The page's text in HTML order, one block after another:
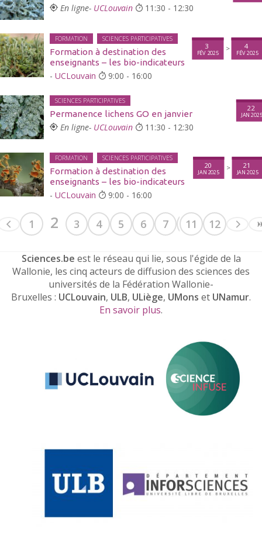
En ligne- UCLouvain 11:30 - 12:30
FORMATION SCIENCES PARTICIPATIVES
Formation à destination des
enseignants – les bio-indicateurs
3
FÉV 2025
> 4
FÉV 2025
- UCLouvain 9:00 - 16:00
SCIENCES PARTICIPATIVES
Permanence lichens GO en janvier
22
JAN 2025
En ligne- UCLouvain 11:30 - 12:30
FORMATION SCIENCES PARTICIPATIVES
Formation à destination des
enseignants – les bio-indicateurs
20
JAN 2025
> 21
JAN 2025
- UCLouvain 9:00 - 16:00
1 2 3 4 5 6 7 8 9 10
11 12
Sciences.be est le réseau qui lie, sous l'égide de la
Wallonie, les cinq acteurs de diffusion des sciences des
universités de la Fédération Wallonie-
Bruxelles : UCLouvain, ULB, ULiège, UMons et UNamur.
En savoir plus.